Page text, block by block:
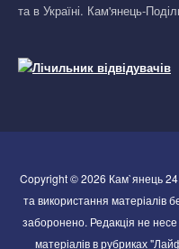
та в Україні. Кам'янець-
Copyright © 2026 Кам`янець
та використання матеріалів
заборонено. Редакція не несе
матеріалів в рубриках